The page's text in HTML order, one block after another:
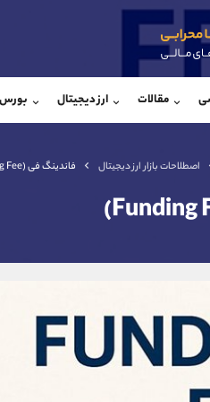
مقالات ارز دیجیتال بورس
اصطلاحات بازار ارز دیجیتال فاندینگ فی (Funding Fee)